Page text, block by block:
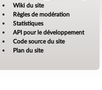
Wiki du site
Règles de modération
Statistiques
API pour le développement
Code source du site
Plan du site